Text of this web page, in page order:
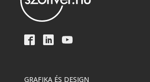
GRAFIKA ÉS DESIGN